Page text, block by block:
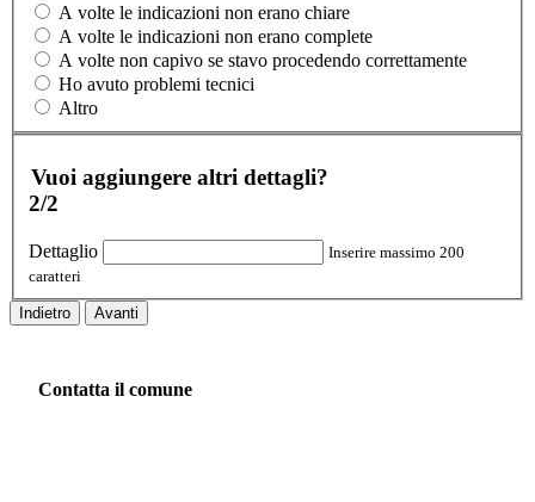
A volte le indicazioni non erano chiare
A volte le indicazioni non erano complete
A volte non capivo se stavo procedendo correttamente
Ho avuto problemi tecnici
Altro
Vuoi aggiungere altri dettagli?
2/2
Dettaglio
Inserire massimo 200
caratteri
Indietro Avanti
Contatta il comune